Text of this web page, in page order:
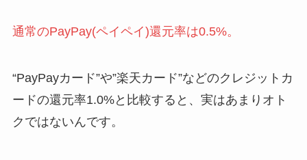
通常のPayPay(ペイペイ)還元率は0.5%。
“PayPayカード”や”楽天カード”などのクレジットカ
ードの還元率1.0%と比較すると、実はあまりオト
クではないんです。